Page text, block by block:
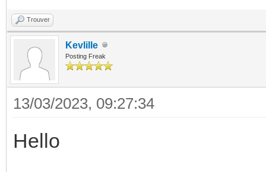
Trouver
Kevlille
Posting Freak
13/03/2023, 09:27:34
Hello